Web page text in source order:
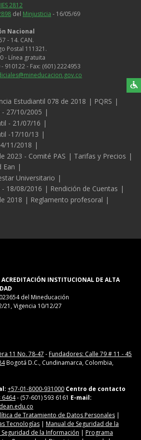
2812
del Minjusticia - 16/05/69
Nacional
- 14. CAN.
Postal 111321.
- Línea gratuita
- Fax: (601) 2224953
Estudiantil 078 de 2018
PQRS
27/10/2005
- 21/07/16
-17/10/13
11/2018
2023 - Comité PAS
Tarifas y Precios
Ean
Universitario
18/08/2016
Rendición de Cuentas
2018
Reglamento profesoral
ACREDITACIÓN INSTITUCIONAL DE ALTA
del Mineducación
21, Vigencia 10/12/27
11 No. 78-47 -Fundadores: Calle 79 # 11 - 45
Bogotá D.C., Cundinamarca, Colombia,
+57-01-8000-931000 Centro de contacto
6464- (57-601) 593 6161 E-mail:
de Tratamiento de Datos Personales |
Tecnologías | Manual de Seguridad de la
de la Información | Programa